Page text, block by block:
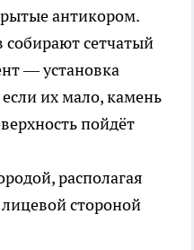
антикором.
сетчатый
— установка
их мало, камень
пойдёт
располагая
стороной